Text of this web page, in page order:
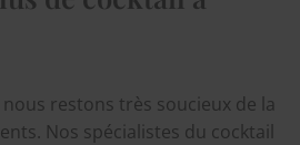
restons très soucieux de la
Nos spécialistes du cocktail